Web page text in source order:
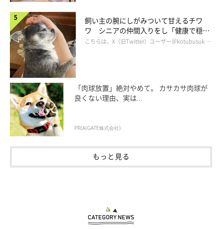
飼い主の腕にしがみついて甘えるチワ
ワ シニアの仲間入りをし「健康で穏や
かな暮らしが続いてほしい」と願う
こちらは、X（旧Twitter）ユーザー＠kotubusuk …
「肉球放置」絶対やめて。 カサカサ肉球が
良くない理由、実は...
PR(AIGATE株式会社)
もっと見る